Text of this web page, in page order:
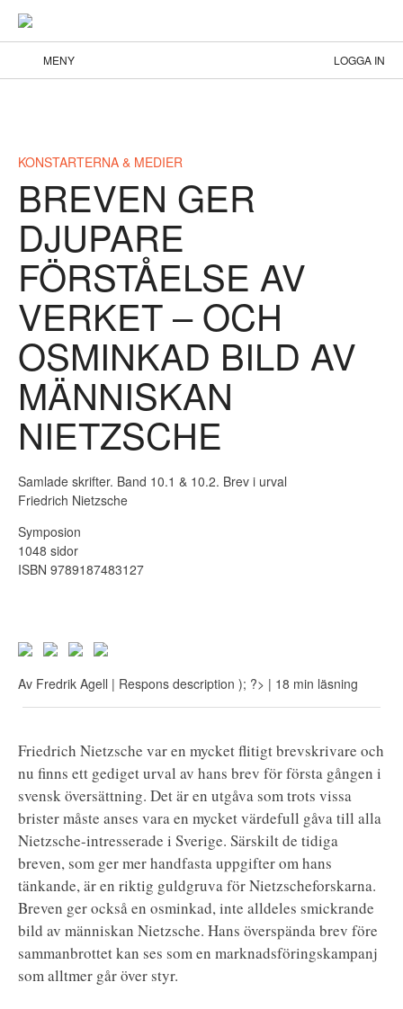
MENY LOGGA IN
KONSTARTERNA & MEDIER
BREVEN GER
DJUPARE
FÖRSTÅELSE AV
VERKET – OCH
OSMINKAD BILD AV
MÄNNISKAN
NIETZSCHE
Samlade skrifter. Band 10.1 & 10.2. Brev i urval
Friedrich Nietzsche
Symposion
1048 sidor
ISBN 9789187483127
Av Fredrik Agell | Respons description ); ?> | 18 min läsning
Friedrich Nietzsche var en mycket flitigt brevskrivare och
nu finns ett gediget urval av hans brev för första gången i
svensk översättning. Det är en utgåva som trots vissa
brister måste anses vara en mycket värdefull gåva till alla
Nietzsche-intresserade i Sverige. Särskilt de tidiga
breven, som ger mer handfasta uppgifter om hans
tänkande, är en riktig guldgruva för Nietzscheforskarna.
Breven ger också en osminkad, inte alldeles smickrande
bild av människan Nietzsche. Hans överspända brev före
sammanbrottet kan ses som en marknadsföringskampanj
som alltmer går över styr.